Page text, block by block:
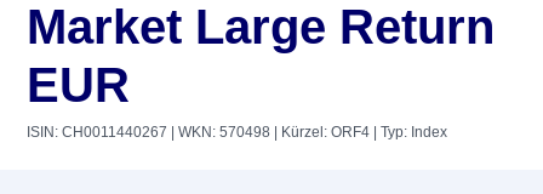
Market Large Return
EUR
ISIN: CH0011440267 | WKN: 570498 | Kürzel: ORF4 | Typ: Index